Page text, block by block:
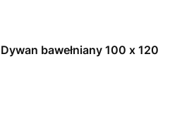
bawełniany 100 x 120